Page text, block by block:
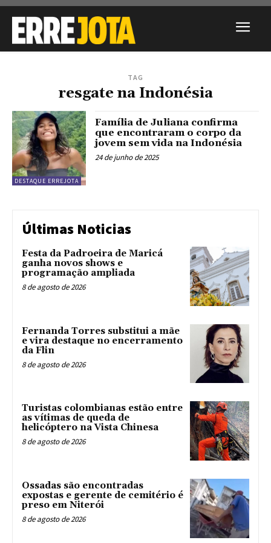
TAG
resgate na Indonésia
DESTAQUE ERREJOTA
Família de Juliana confirma
que encontraram o corpo da
jovem sem vida na Indonésia
24 de junho de 2025
Últimas Noticias
Festa da Padroeira de Maricá
ganha novos shows e
programação ampliada
8 de agosto de 2026
Fernanda Torres substitui a mãe
e vira destaque no encerramento
da Flin
8 de agosto de 2026
Turistas colombianas estão entre
as vítimas de queda de
helicóptero na Vista Chinesa
8 de agosto de 2026
Ossadas são encontradas
expostas e gerente de cemitério é
preso em Niterói
8 de agosto de 2026